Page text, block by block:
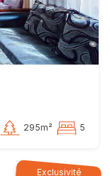
295m² 5
Exclusivité